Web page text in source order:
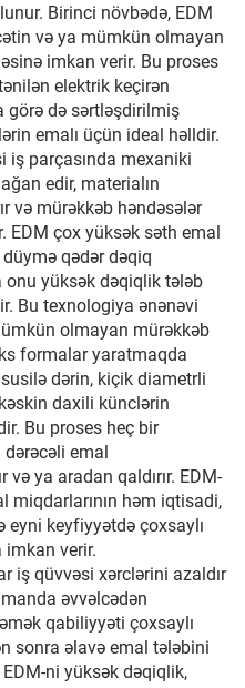
Birinci növbədə, EDM
və ya mümkün olmayan
imkan verir. Bu proses
elektrik keçirən
görə də sərtləşdirilmiş
emalı üçün ideal həlldir.
iş parçasında mexaniki
edir, materialın
və mürəkkəb həndəsələr
EDM çox yüksək səth emal
qədər dəqiq
onu yüksək dəqiqlik tələb
Bu texnologiya ənənəvi
olmayan mürəkkəb
formalar yaratmaqda
dərin, kiçik diametrli
daxili künclərin
Bu proses heç bir
emal
və ya aradan qaldırır. EDM-
həm iqtisadi,
keyfiyyətdə çoxsaylı
imkan verir.
iş qüvvəsi xərclərini azaldır
əvvəlcədən
qabiliyyəti çoxsaylı
sonra əlavə emal tələbini
ni yüksək dəqiqlik,